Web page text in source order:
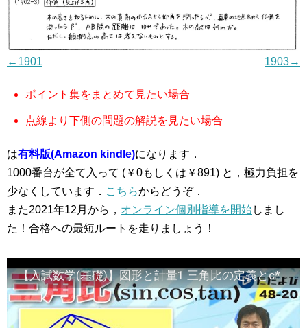
←1901 1903→
ポイント集をまとめて見たい場合
点線より下側の問題の解説を見たい場合
は有料版(Amazon kindle)になります．
1000番台が全て入って (￥0もしくは￥891) と，極力負担を
少なくしています． こちらからどうぞ．
また2021年12月から， オンライン個別指導を開始しまし
た！合格への最短ルートを走りましょう！
【入試数学(基礎)】図形と計量1 三角比の定義とc*sinθ